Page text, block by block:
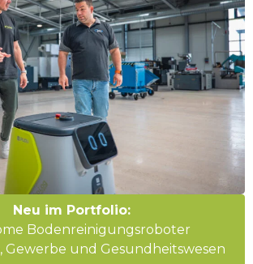
und ProLog Automation
strategische Partnerschaft
geben im Rahmen der internationalen
Intralogistik-Lösungen und
LogiMAT den Start...
Neu im Portfolio:
Bodenreinigungsroboter
und Gesundheitswesen